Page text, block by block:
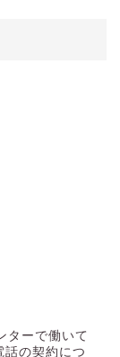
ターで働いて
話の契約につ